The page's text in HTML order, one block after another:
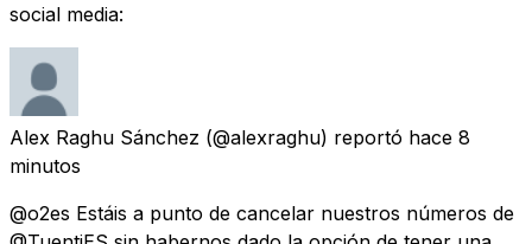
social media:
Alex Raghu Sánchez (@alexraghu) reportó hace 8
minutos
@o2es Estáis a punto de cancelar nuestros números de